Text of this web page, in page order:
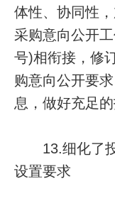
体性、协同性
采购意向公开
号)相衔接，修
购意向公开要
息，做好充足的
13.细化了
设置要求